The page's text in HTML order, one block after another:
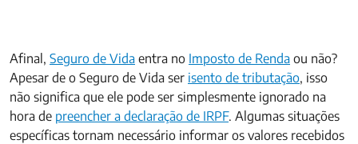
Afinal, Seguro de Vida entra no Imposto de Renda ou não?
Apesar de o Seguro de Vida ser isento de tributação, isso
não significa que ele pode ser simplesmente ignorado na
hora de preencher a declaração de IRPF. Algumas situações
específicas tornam necessário informar os valores recebidos